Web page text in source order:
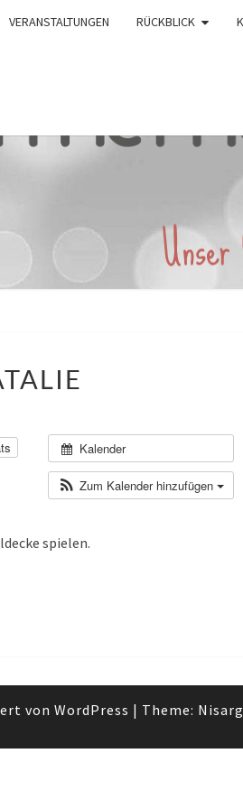
VERANSTALTUNGEN RÜCKBLICK
Kalender
Zum Kalender hinzufügen
spielen.
von WordPress | Theme: Nisarg